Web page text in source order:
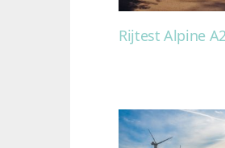
Rijtest Alpine